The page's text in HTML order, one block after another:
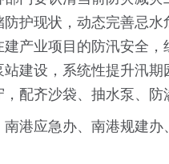
防护现状，动态完善忌
建产业项目的防汛安全
站建设，系统性提升汛
，配齐沙袋、抽水泵、防
南港应急办、南港规建办